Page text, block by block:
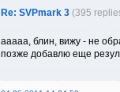
Re: SVPmark 3 (395
ааааа, блин, вижу - не
позже добавлю еще